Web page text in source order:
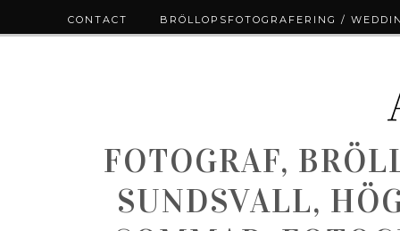
FOTOGRAF,
SUNDSVALL,
CONTACT BRÖLLOPSFOTOGRAFERING /